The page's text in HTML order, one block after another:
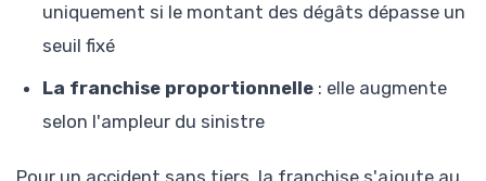
uniquement si le montant des dégâts dépasse un
seuil fixé
La franchise proportionnelle : elle augmente
selon l'ampleur du sinistre
Pour un accident sans tiers, la franchise s'ajoute au